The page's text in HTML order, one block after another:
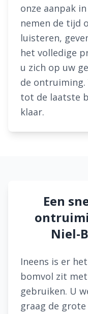
onze aanpak
nemen de tijd
luisteren,
het volledige
u zich op uw
de ontruiming.
tot de laatste
klaar.
Een
Niel-
Ineens is er
bomvol zit
gebruiken. U
graag de